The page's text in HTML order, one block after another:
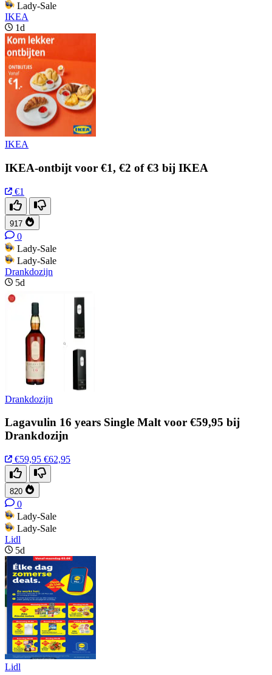
Lady-Sale
IKEA
1d
IKEA
IKEA-ontbijt voor €1, €2 of €3 bij IKEA
€1
917
0
Lady-Sale
Lady-Sale
Drankdozijn
5d
Drankdozijn
Lagavulin 16 years Single Malt voor €59,95 bij
Drankdozijn
€59,95 €62,95
820
0
Lady-Sale
Lady-Sale
Lidl
5d
Lidl